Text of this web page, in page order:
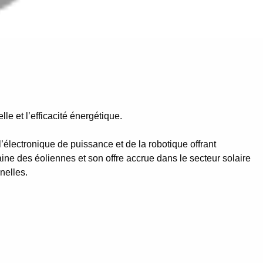
et l’efficacité énergétique.
de puissance et de la robotique offrant
des éoliennes et son offre accrue dans le secteur solaire